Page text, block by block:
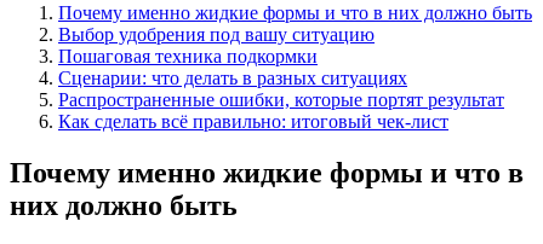
Почему именно жидкие формы и что в них должно быть
Выбор удобрения под вашу ситуацию
Пошаговая техника подкормки
Сценарии: что делать в разных ситуациях
Распространенные ошибки, которые портят результат
Как сделать всё правильно: итоговый чек-лист
Почему именно жидкие формы и что в
них должно быть